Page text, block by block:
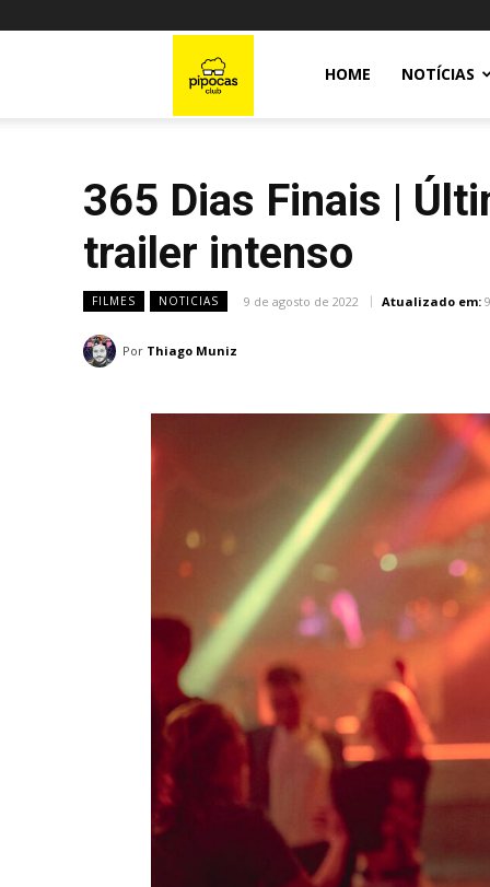
HOME NOTÍCIAS
365 Dias Finais |
trailer intenso
FILMES NOTICIAS 9 de agosto de 2022 Atualizado em:
Por Thiago Muniz